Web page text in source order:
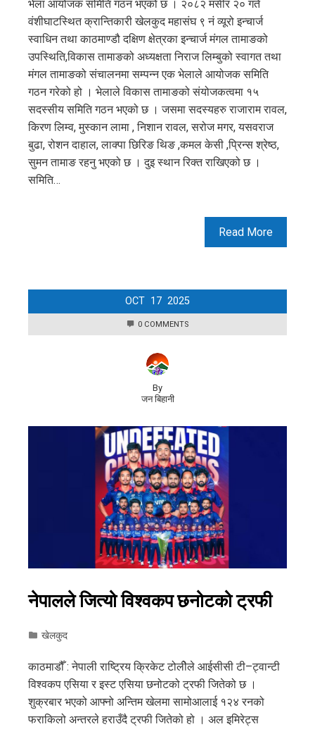
भेला आयोजक समिति गठन भएको छ । २०८२ मंसीर २० गते
वंशीघाटस्थित क्रान्तिकारी खेलकुद महासंघ ९ नं व्यूरो इन्चार्ज
स्वाधिन तथा काठमाण्डौ दक्षिण क्षेत्रका इन्चार्ज मंगल तामाङको
उपस्थिति,विकास तामाङको अध्यक्षता निराज लिम्बुको स्वागत तथा
मंगल तामाङको संचालनमा सम्पन्न एक भेलाले आयोजक समिति
गठन गरेको हो । भेलाले विकास तामाङको संयोजकत्वमा १५
सदस्सीय समिति गठन भएको छ । जसमा सदस्यहरु राजाराम रावल,
किरण लिम्व, मुस्कान लामा , निशान रावल, सरोज मगर, यसवराज
बुढा, रोशन दाहाल, लाक्पा छिरिङ थिङ ,कमल केसी ,प्रिन्स श्रेष्ठ,
सुमन तामाङ रहनु भएको छ । दुइ स्थान रिक्त राखिएको छ ।
समिति…
Read More
OCT 17 2025
0 COMMENTS
By
जन बिहानी
नेपालले जित्यो विश्वकप छनोटको ट्रफी
खेलकुद
काठमाडौँ : नेपाली राष्ट्रिय क्रिकेट टोलीेले आईसीसी टी–ट्वान्टी
विश्वकप एसिया र इस्ट एसिया छनोटको ट्रफी जितेको छ ।
शुक्रबार भएको आफ्नो अन्तिम खेलमा सामोआलाई १२४ रनको
फराकिलो अन्तरले हराउँदै ट्रफी जितेको हो । अल इमिरेट्स